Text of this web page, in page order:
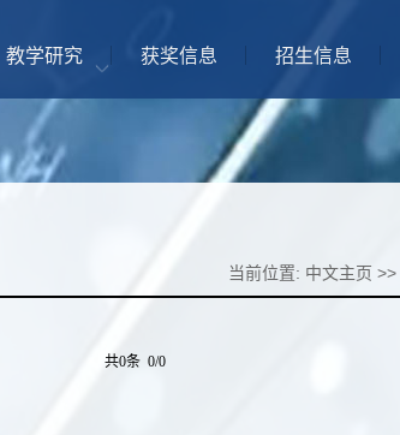
教学研究 获奖信息 招生信息
当前位置: 中文主页 >>
共0条 0/0